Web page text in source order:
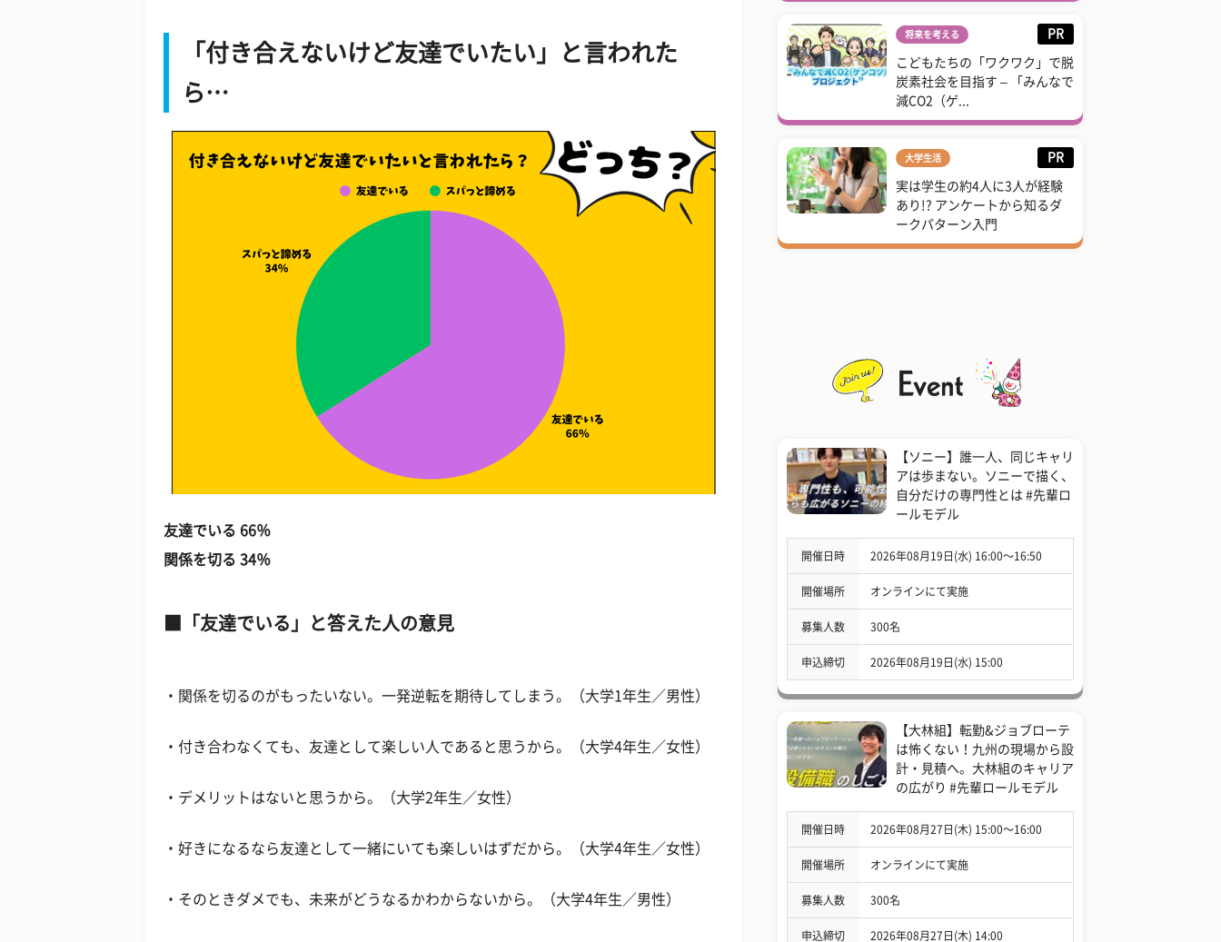
「付き合えないけど友達でいたい」と言われた
ら…
友達でいる 66％
関係を切る 34％
「友達でいる」と答えた人の意見
・関係を切るのがもったいない。一発逆転を期待してしまう。（大学1年生／男性）
・付き合わなくても、友達として楽しい人であると思うから。（大学4年生／女性）
・デメリットはないと思うから。（大学2年生／女性）
・好きになるなら友達として一緒にいても楽しいはずだから。（大学4年生／女性）
・そのときダメでも、未来がどうなるかわからないから。（大学4年生／男性）
将来を考える PR
こどもたちの「ワクワク」で脱
炭素社会を目指す – 「みんなで
減CO2（ゲ...
大学生活 PR
実は学生の約4人に3人が経験
あり!? アンケートから知るダ
ークパターン入門
【ソニー】誰一人、同じキャリ
アは歩まない。ソニーで描く、
自分だけの専門性とは #先輩ロ
ールモデル
開催日時 2026年08月19日(水) 16:00〜16:50
開催場所 オンラインにて実施
募集人数 300名
申込締切 2026年08月19日(水) 15:00
【大林組】転勤&ジョブローテ
は怖くない！九州の現場から設
計・見積へ。大林組のキャリア
の広がり #先輩ロールモデル
開催日時 2026年08月27日(木) 15:00〜16:00
開催場所 オンラインにて実施
募集人数 300名
申込締切 2026年08月27日(木) 14:00